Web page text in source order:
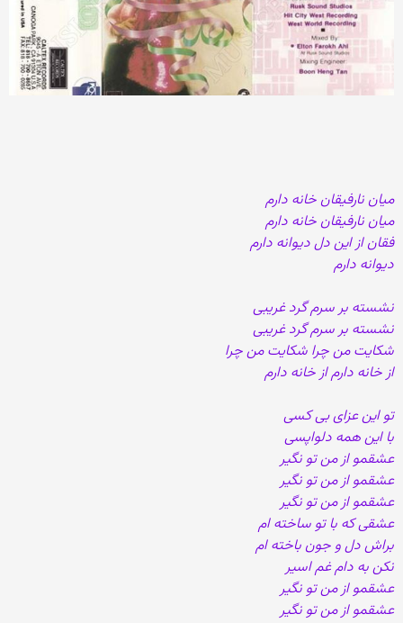
میان نارفیقان خانه دارم
میان نارفیقان خانه دارم
فقان از این دل دیوانه دارم
دیوانه دارم
نشسته بر سرم گرد غریبی
نشسته بر سرم گرد غریبی
شکایت من چرا شکایت من چرا
از خانه دارم از خانه دارم
تو این عزای بی کسی
با این همه دلواپسی
عشقمو از من تو نگیر
عشقمو از من تو نگیر
عشقمو از من تو نگیر
عشقی که با تو ساخته ام
براش دل و جون باخته ام
نکن به دام غم اسیر
عشقمو از من تو نگیر
عشقمو از من تو نگیر